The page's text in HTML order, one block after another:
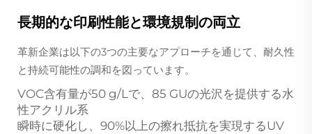
長期的な印刷性能と環境規制の両立
革新企業は以下の3つの主要なアプローチを通じて、耐久性
と持続可能性の調和を図っています。
VOC含有量が50 g/Lで、85 GUの光沢を提供する水
性アクリル系
瞬時に硬化し、90%以上の擦れ抵抗を実現するUV